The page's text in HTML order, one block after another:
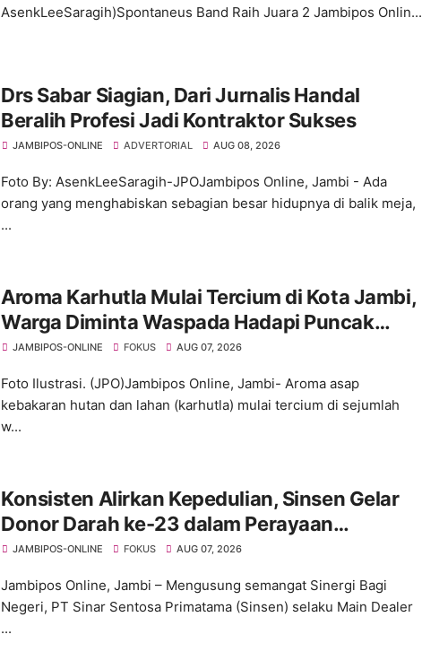
AsenkLeeSaragih)Spontaneus Band Raih Juara 2 Jambipos Onlin...
Drs Sabar Siagian, Dari Jurnalis Handal
Beralih Profesi Jadi Kontraktor Sukses
JAMBIPOS-ONLINE ADVERTORIAL AUG 08, 2026
Foto By: AsenkLeeSaragih-JPOJambipos Online, Jambi - Ada
orang yang menghabiskan sebagian besar hidupnya di balik meja,
...
Aroma Karhutla Mulai Tercium di Kota Jambi,
Warga Diminta Waspada Hadapi Puncak
Kemarau
JAMBIPOS-ONLINE FOKUS AUG 07, 2026
Foto Ilustrasi. (JPO)Jambipos Online, Jambi- Aroma asap
kebakaran hutan dan lahan (karhutla) mulai tercium di sejumlah
w...
Konsisten Alirkan Kepedulian, Sinsen Gelar
Donor Darah ke-23 dalam Perayaan
Anniversary Sinsen
JAMBIPOS-ONLINE FOKUS AUG 07, 2026
Jambipos Online, Jambi – Mengusung semangat Sinergi Bagi
Negeri, PT Sinar Sentosa Primatama (Sinsen) selaku Main Dealer
...